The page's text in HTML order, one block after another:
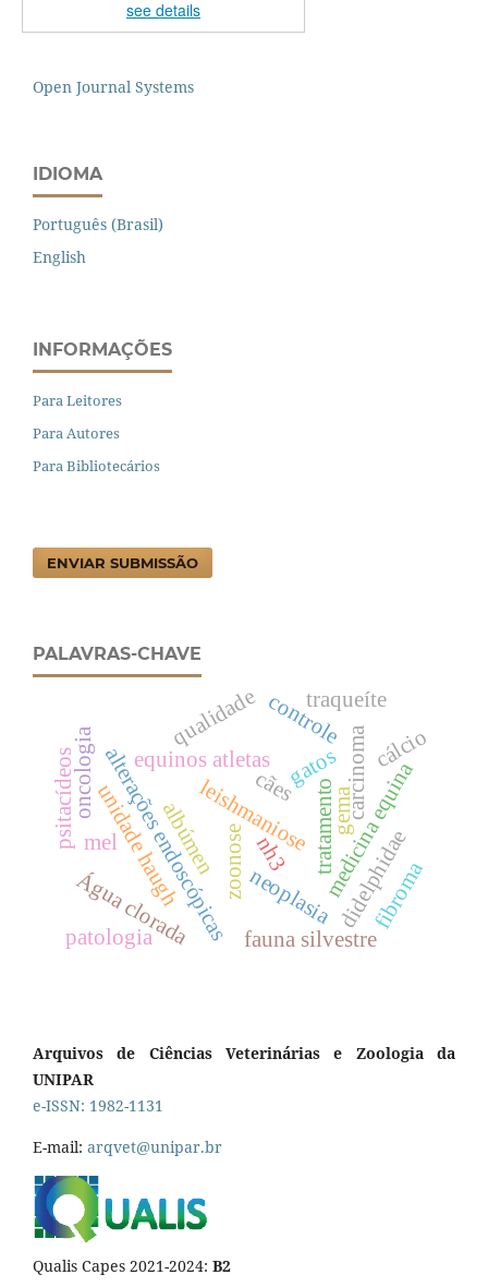
see details
Open Journal Systems
IDIOMA
Português (Brasil)
English
INFORMAÇÕES
Para Leitores
Para Autores
Para Bibliotecários
ENVIAR SUBMISSÃO
PALAVRAS-CHAVE
gatos
leishmaniose tratamento
zoonose
alterações endoscópicas medicina equina
equinos atletas
albúmen gema
unidade haugh
carcinoma
cães
neoplasia
oncologia
didelphidae
fauna silvestre
Água clorada
qualidade controle
fibroma
psitacídeos cálcio
patologia
nh3
traqueíte
mel
Arquivos de Ciências Veterinárias e Zoologia da
UNIPAR
e-ISSN: 1982-1131
E-mail: arqvet@unipar.br
Qualis Capes 2021-2024: B2